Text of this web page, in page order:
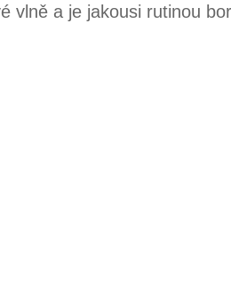
vlně a je jakousi rutinou